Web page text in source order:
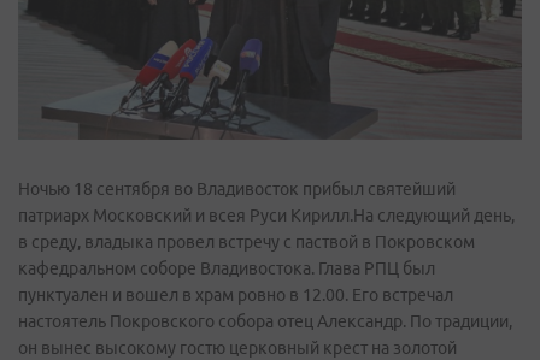
Ночью 18 сентября во Владивосток прибыл святейший
патриарх Московский и всея Руси Кирилл.На следующий день,
в среду, владыка провел встречу с паствой в Покровском
кафедральном соборе Владивостока. Глава РПЦ был
пунктуален и вошел в храм ровно в 12.00. Его встречал
настоятель Покровского собора отец Александр. По традиции,
он вынес высокому гостю церковный крест на золотой